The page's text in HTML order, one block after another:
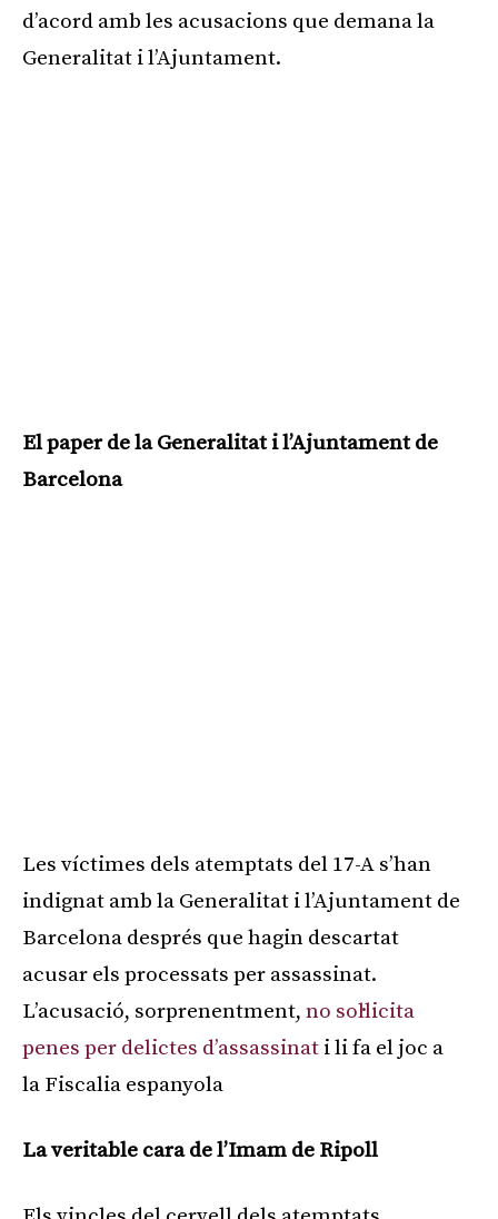
d’acord amb les acusacions que demana la
Generalitat i l’Ajuntament.
El paper de la Generalitat i l’Ajuntament de
Barcelona
Les víctimes dels atemptats del 17-A s’han
indignat amb la Generalitat i l’Ajuntament de
Barcelona després que hagin descartat
acusar els processats per assassinat.
L’acusació, sorprenentment, no sol·licita
penes per delictes d’assassinat i li fa el joc a
la Fiscalia espanyola
La veritable cara de l’Imam de Ripoll